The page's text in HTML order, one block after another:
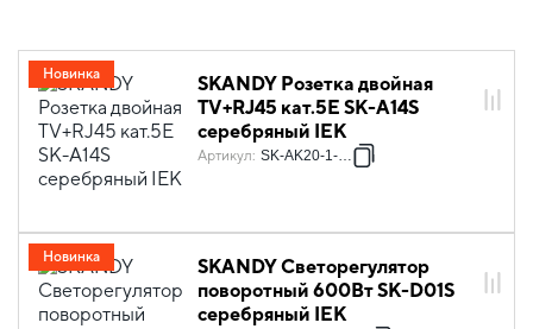
изделия скрытого монтажа SKANDY
SKANDY Розетка двойная
TV+RJ45 кат.5E SK-A14S
серебряный IEK
Артикул: SK-AK20-1-K23
Новинка
SKANDY Светорегулятор
поворотный 600Вт SK-D01S
серебряный IEK
Новинка